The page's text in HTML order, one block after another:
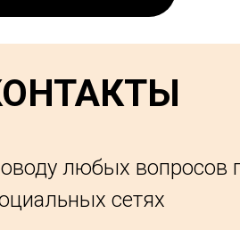
любых вопросов
сетях